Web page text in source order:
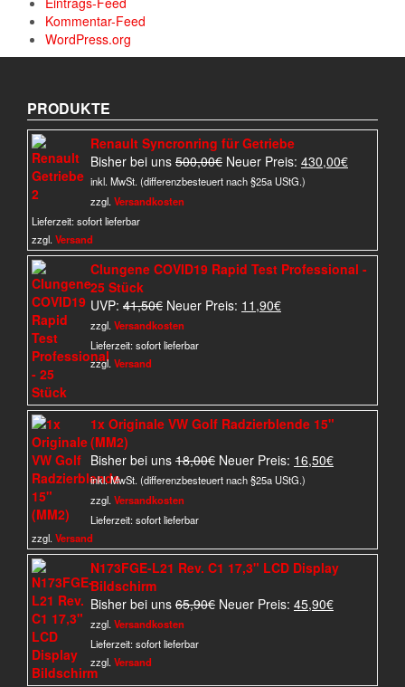
Kommentar-Feed
WordPress.org
PRODUKTE
Renault Syncronring für Getriebe
Bisher bei uns 500,00€ Ursprünglicher
Preis
Neuer Preis: 430,00€Aktueller
inkl. MwSt. (differenzbesteuert nach §25a UStG.)
zzgl. Versandkosten
Lieferzeit:sofort lieferbar
zzgl. Versand
Clungene COVID19 Rapid Test Professional -
25 Stück
UVP: 41,50€ Ursprünglicher
Preis
war:
Neuer Preis: 11,90€Aktueller
zzgl. Versandkosten
Lieferzeit:sofort lieferbar
zzgl. Versand
1x Originale VW Golf Radzierblende 15"
(MM2)
Bisher bei uns 18,00€ Ursprünglicher
Preis
Neuer Preis: 16,50€Aktueller
inkl. MwSt. (differenzbesteuert nach §25a UStG.)
zzgl. Versandkosten
Lieferzeit:sofort lieferbar
zzgl. Versand
N173FGE-L21 Rev. C1 17,3" LCD Display
Bildschirm
Bisher bei uns 65,90€ Ursprünglicher
Neuer Preis: 45,90€Aktueller
zzgl. Versandkosten
Lieferzeit:sofort lieferbar
zzgl. Versand